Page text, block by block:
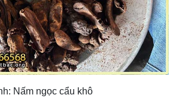
Nấm ngọc cẩu khô